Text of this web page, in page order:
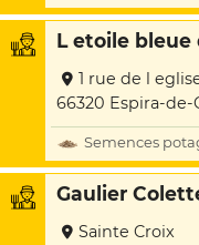
L etoile
1 rue de l
66320 Espira-
Semences
Gaulier
Sainte Croix